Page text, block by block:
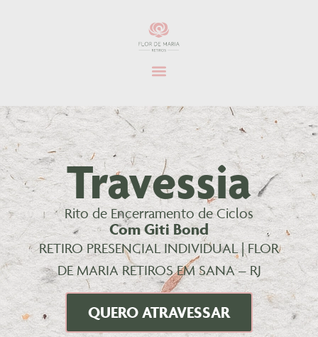
Travessia
Rito de Encerramento de Ciclos
Com Giti Bond
RETIRO PRESENCIAL INDIVIDUAL | FLOR
DE MARIA RETIROS EM SANA – RJ
QUERO ATRAVESSAR